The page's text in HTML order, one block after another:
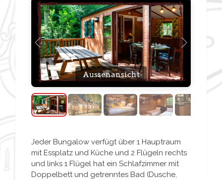
Aussenansicht
Rezeption
Vorheriges Nächstes
Jeder Bungalow verfügt über 1 Hauptraum
mit Essplatz und Küche und 2 Flügeln rechts
und links 1 Flügel hat ein Schlafzimmer mit
Doppelbett und getrenntes Bad (Dusche,